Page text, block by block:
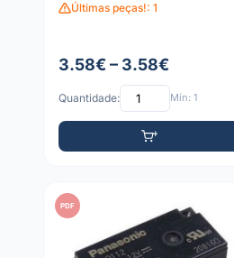
Últimas peças!: 1
3.58€ – 3.58€
Quantidade: Mín: 1
PDF